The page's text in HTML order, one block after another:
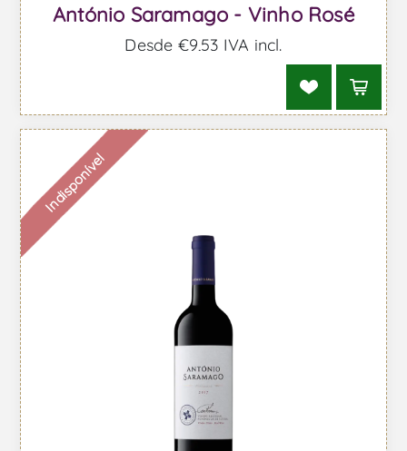
António Saramago - Vinho Rosé
Desde €9,53 IVA incl.
Indisponível